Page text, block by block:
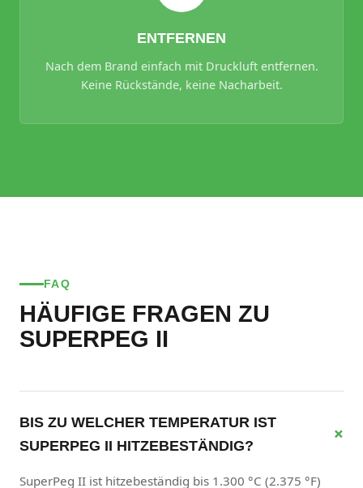
ENTFERNEN
Nach dem Brand einfach mit Druckluft entfernen.
Keine Rückstände, keine Nacharbeit.
FAQ
HÄUFIGE FRAGEN ZU
SUPERPEG II
BIS ZU WELCHER TEMPERATUR IST
SUPERPEG II HITZEBESTÄNDIG?
SuperPeg II ist hitzebeständig bis 1.300 °C (2.375 °F)